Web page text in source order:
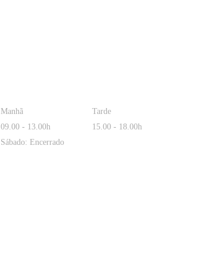
Manhã
Tarde
09.00 - 13.00h
15.00 - 18.00h
Sábado: Encerrado